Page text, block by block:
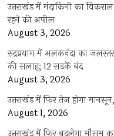
उत्तराखंड में मंदाकिनी का
रहने की अपील
August 3, 2026
रुद्रप्रयाग में अलकनंदा का
की सलाह; 12 सड़कें बंद
August 3, 2026
उत्तराखंड में फिर तेज होगा
August 1, 2026